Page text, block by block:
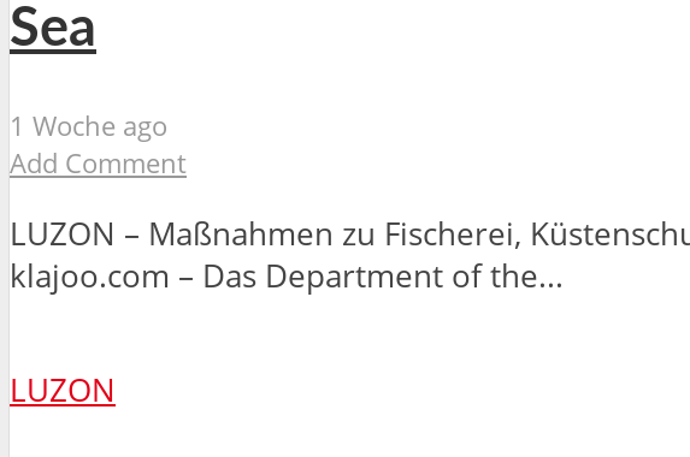
Sea
1 Woche ago
Add Comment
LUZON – Maßnahmen zu Fischerei,
klajoo.com – Das Department of the...
LUZON